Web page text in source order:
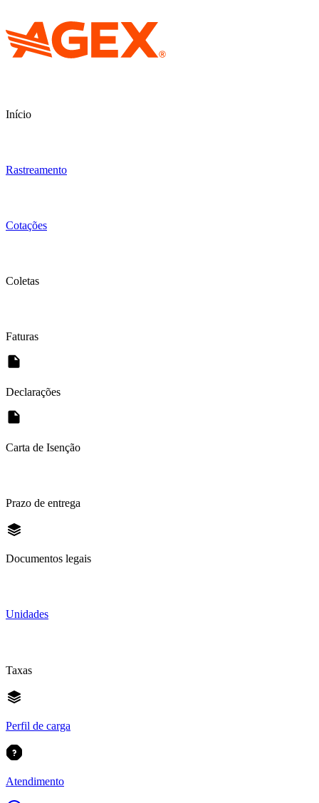
Início
Rastreamento
Cotações
Coletas
Faturas
Declarações
Carta de Isenção
Prazo de entrega
Documentos legais
Unidades
Taxas
Perfil de carga
Atendimento